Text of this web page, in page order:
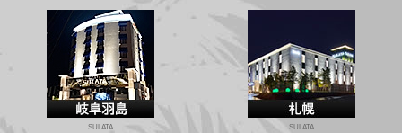
2021.12.27
メンバーズカードキャンペーン中！
HOTEL SULATAではお客様へ特別なメンバーズカードをご用意いたしておりま
お得に限定特典を受けられる特別な１枚は無料で直ぐにご利用できます。
SULATA
SULATA